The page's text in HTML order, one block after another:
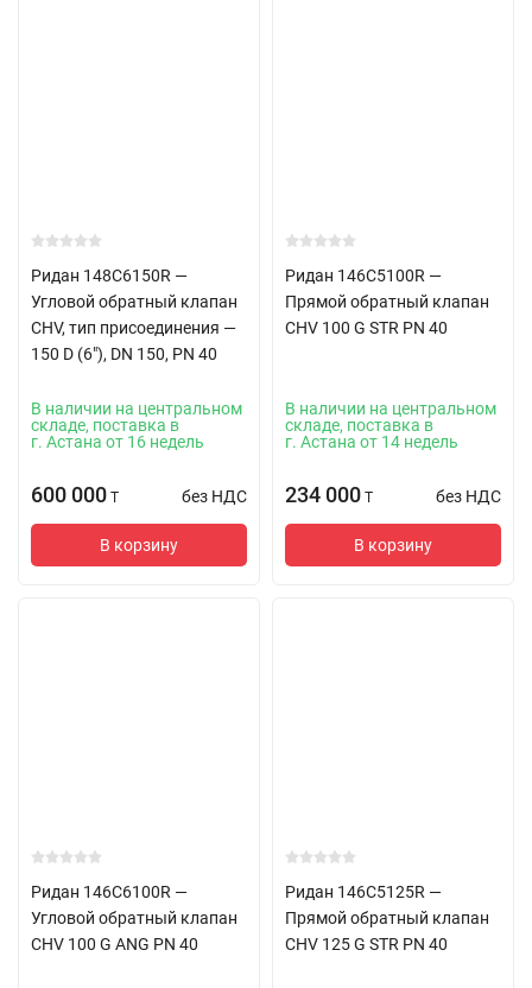
Ридан 148C6150R —
Угловой обратный клапан
CHV, тип присоединения —
150 D (6"), DN 150, PN 40
В наличии на центральном
складе, поставка в
г. Астана от 16 недель
600 000 T без НДС
В корзину
Ридан 146C5100R —
Прямой обратный клапан
CHV 100 G STR PN 40
В наличии на центральном
складе, поставка в
г. Астана от 14 недель
234 000 T без НДС
В корзину
Ридан 146C6100R —
Угловой обратный клапан
CHV 100 G ANG PN 40
Ридан 146C5125R —
Прямой обратный клапан
CHV 125 G STR PN 40